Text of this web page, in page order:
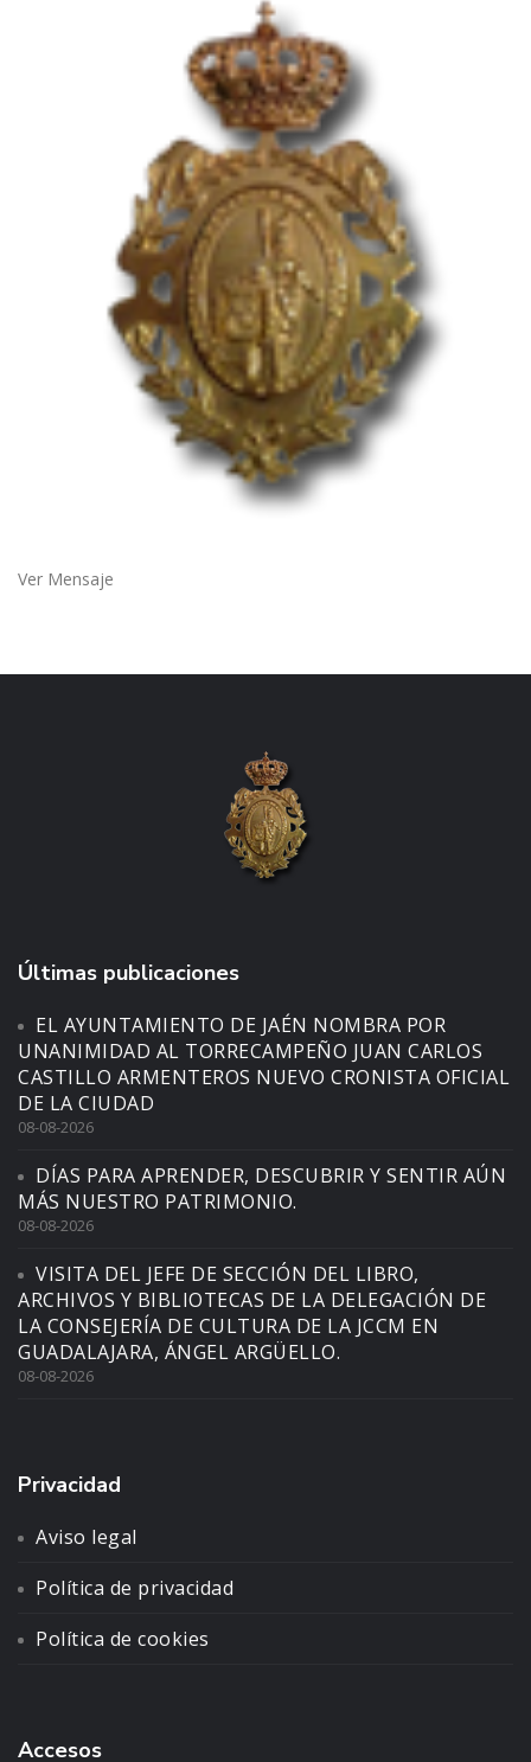
Ver Mensaje
Últimas publicaciones
EL AYUNTAMIENTO DE JAÉN NOMBRA POR
UNANIMIDAD AL TORRECAMPEÑO JUAN CARLOS
CASTILLO ARMENTEROS NUEVO CRONISTA OFICIAL
DE LA CIUDAD
08-08-2026
DÍAS PARA APRENDER, DESCUBRIR Y SENTIR AÚN
MÁS NUESTRO PATRIMONIO.
08-08-2026
VISITA DEL JEFE DE SECCIÓN DEL LIBRO,
ARCHIVOS Y BIBLIOTECAS DE LA DELEGACIÓN DE
LA CONSEJERÍA DE CULTURA DE LA JCCM EN
GUADALAJARA, ÁNGEL ARGÜELLO.
08-08-2026
Privacidad
Aviso legal
Política de privacidad
Política de cookies
Accesos